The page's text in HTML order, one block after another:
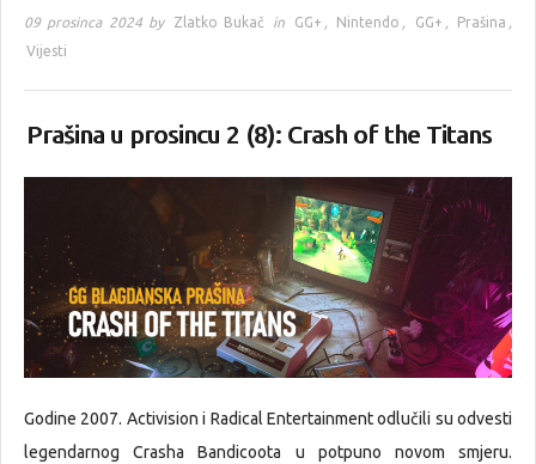
09 prosinca 2024 by Zlatko Bukač in GG+ , Nintendo , GG+ , Prašina ,
Vijesti
Prašina u prosincu 2 (8): Crash of the Titans
Godine 2007. Activision i Radical Entertainment odlučili su odvesti
legendarnog Crasha Bandicoota u potpuno novom smjeru.